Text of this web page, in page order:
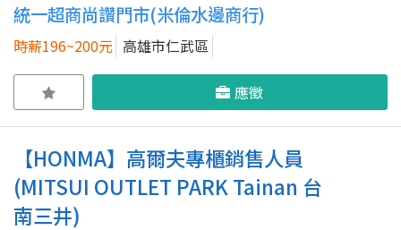
統一超商尚讚門市(米倫水邊商行)
時薪196~200元 高雄市仁武區
應徵
【HONMA】高爾夫專櫃銷售人員
(MITSUI OUTLET PARK Tainan 台
南三井)